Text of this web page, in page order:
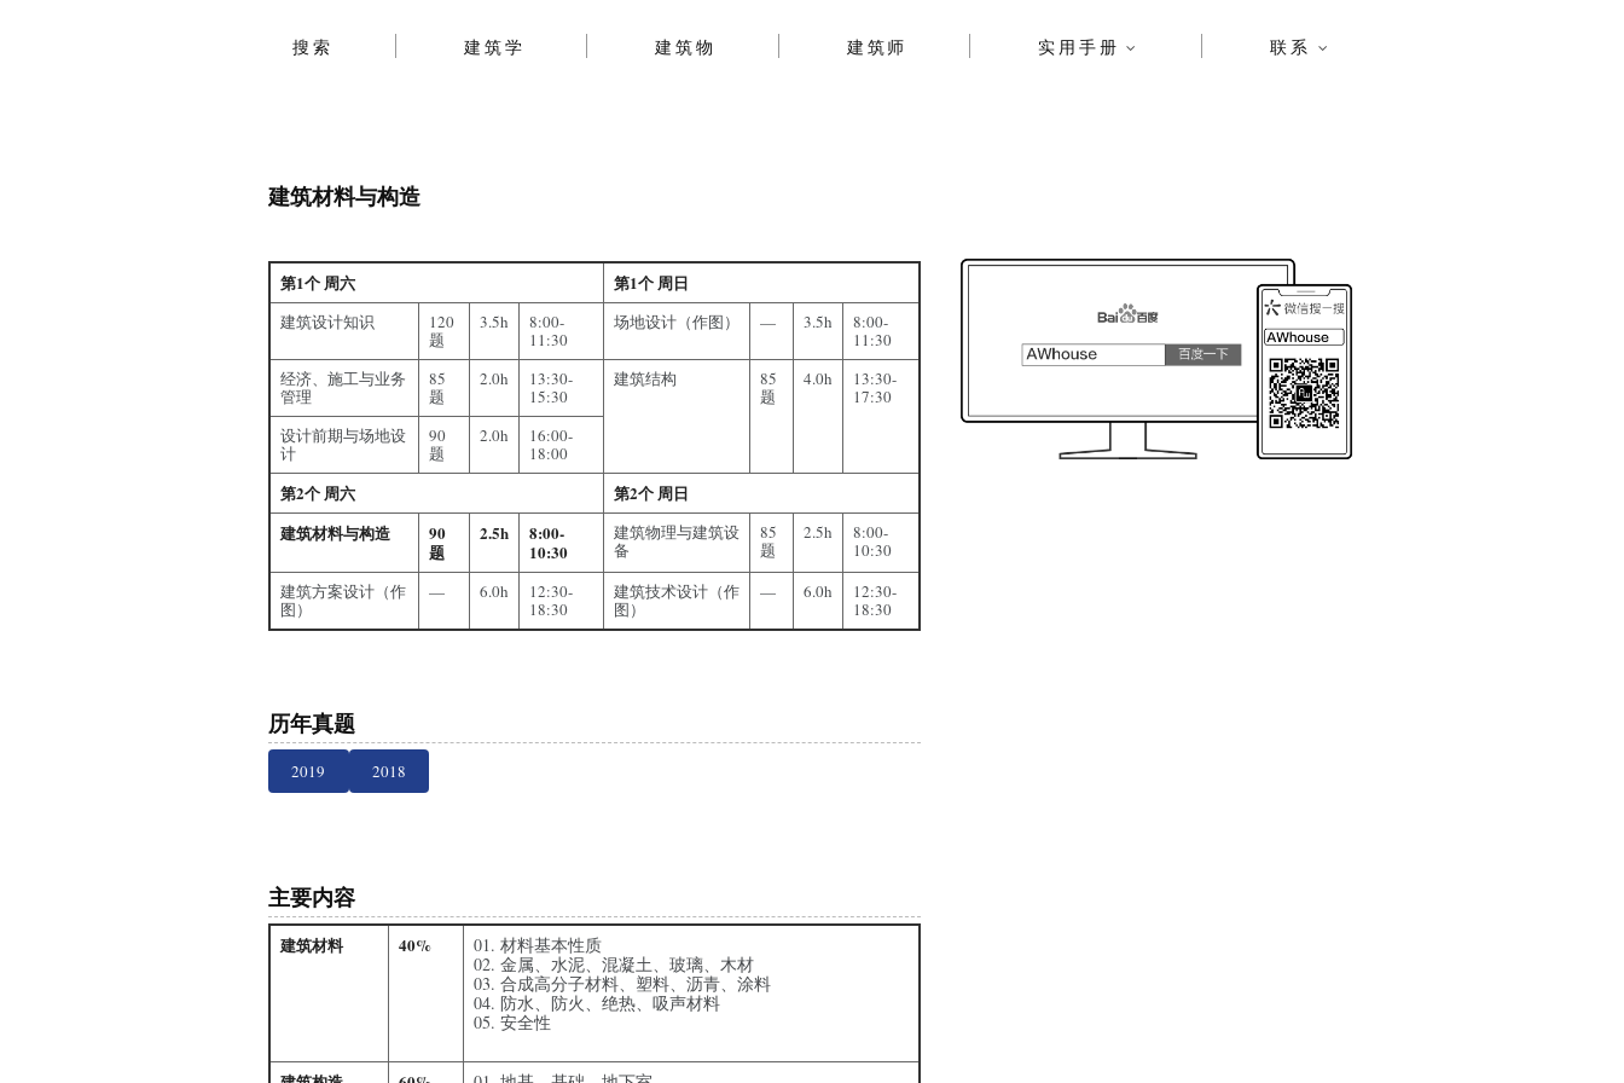
搜索 建筑学 建筑物 建筑师 实用手册 联系
建筑材料与构造
第1个 周六 第1个 周日
建筑设计知识
120
题
3.5h
8:00-
11:30
场地设计（作图） — 3.5h
8:00-
11:30
经济、施工与业务
管理
85
题
2.0h
13:30-
15:30
建筑结构
85
题
4.0h
13:30-
17:30
设计前期与场地设
计
90
题
2.0h
16:00-
18:00
第2个 周六
第2个 周日
建筑材料与构造
90
题
2.5h
8:00-
10:30
建筑物理与建筑设
备
85
题
2.5h
8:00-
10:30
建筑方案设计（作
图）
— 6.0h
12:30-
18:30
建筑技术设计（作
图）
— 6.0h
12:30-
18:30
历年真题
2019 2018
主要内容
建筑材料 40%
材料基本性质
金属、水泥、混凝土、玻璃、木材
合成高分子材料、塑料、沥青、涂料
防水、防火、绝热、吸声材料
安全性